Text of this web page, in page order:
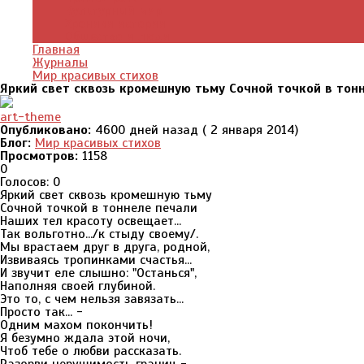
Главная
Журналы
Мир красивых стихов
Яркий свет сквозь кромешную тьму Сочной точкой в
art-theme
Опубликовано: 4600 дней назад ( 2 января 2014)
Блог: Мир красивых стихов
Просмотров: 1158
0
Голосов: 0
Яркий свет сквозь кромешную тьму
Сочной точкой в тоннеле печали
Наших тел красоту освещает...
Так вольготно.../к стыду своему/.
Мы врастаем друг в друга, родной,
Извиваясь тропинками счастья...
И звучит еле слышно: "Останься",
Наполняя своей глубиной.
Это то, с чем нельзя завязать...
Просто так... -
Одним махом покончить!
Я безумно ждала этой ночи,
Чтоб тебе о любви рассказать.